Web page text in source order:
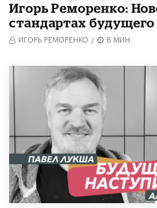
Игорь Реморенко:
стандартах будущего
ИГОРЬ РЕМОРЕНКО / 6 МИН.